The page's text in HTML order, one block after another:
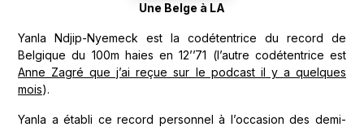
Une Belge à LA
Yanla Ndjip-Nyemeck est la codétentrice du record de
Belgique du 100m haies en 12’’71 (l’autre codétentrice est
Anne Zagré que j’ai reçue sur le podcast il y a quelques
mois).
Yanla a établi ce record personnel à l’occasion des demi-